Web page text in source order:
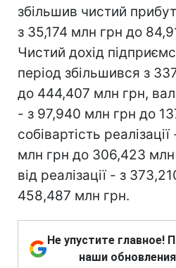
збільшив чистий
з 35,174 млн грн до
Чистий дохід
період збільшився з
до 444,407 млн грн,
- з 97,940 млн грн до
собівартість
млн грн до 306,423 млн
від реалізації - з
458,487 млн грн.
Не упустите главное!
наши